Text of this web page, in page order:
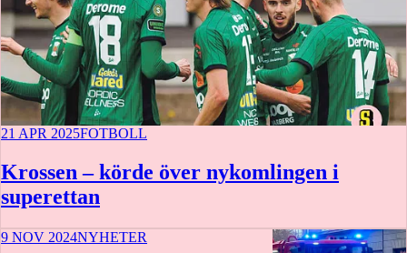
21 APR 2025FOTBOLL
Krossen – körde över nykomlingen i
superettan
9 NOV 2024NYHETER